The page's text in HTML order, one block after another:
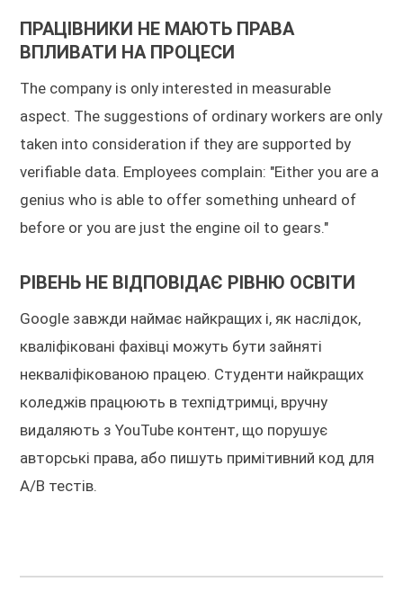
ПРАЦІВНИКИ НЕ МАЮТЬ ПРАВА
ВПЛИВАТИ НА ПРОЦЕСИ
The company is only interested in measurable
aspect. The suggestions of ordinary workers are only
taken into consideration if they are supported by
verifiable data. Employees complain: "Either you are a
genius who is able to offer something unheard of
before or you are just the engine oil to gears."
РІВЕНЬ НЕ ВІДПОВІДАЄ РІВНЮ ОСВІТИ
Google завжди наймає найкращих і, як наслідок,
кваліфіковані фахівці можуть бути зайняті
некваліфікованою працею. Студенти найкращих
коледжів працюють в техпідтримці, вручну
видаляють з YouTube контент, що порушує
авторські права, або пишуть примітивний код для
A/B тестів.